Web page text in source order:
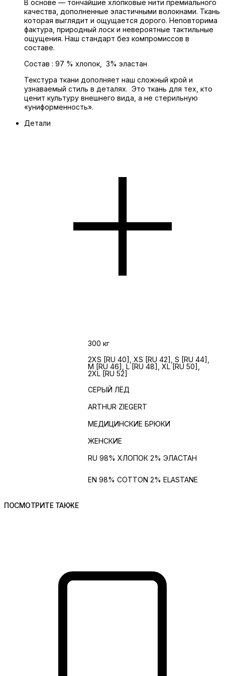
В основе — тончайшие хлопковые нити премиального
качества, дополненные эластичными волокнами. Ткань
которая выглядит и ощущается дорого. Неповторима
фактура, природный лоск и невероятные тактильные
ощущения. Наш стандарт без компромиссов в
составе.
Состав : 97 % хлопок, 3% эластан
Текстура ткани дополняет наш сложный крой и
узнаваемый стиль в деталях. Это ткань для тех, кто
ценит культуру внешнего вида, а не стерильную
«униформенность».
Детали
300 кг
2XS [RU 40], XS [RU 42], S [RU 44],
M [RU 46], L [RU 48], XL [RU 50],
2XL [RU 52]
СЕРЫЙ ЛЁД
ARTHUR ZIEGERT
МЕДИЦИНСКИЕ БРЮКИ
ЖЕНСКИЕ
RU 98% ХЛОПОК 2% ЭЛАСТАН
EN 98% COTTON 2% ELASTANE
ПОСМОТРИТЕ ТАКЖЕ